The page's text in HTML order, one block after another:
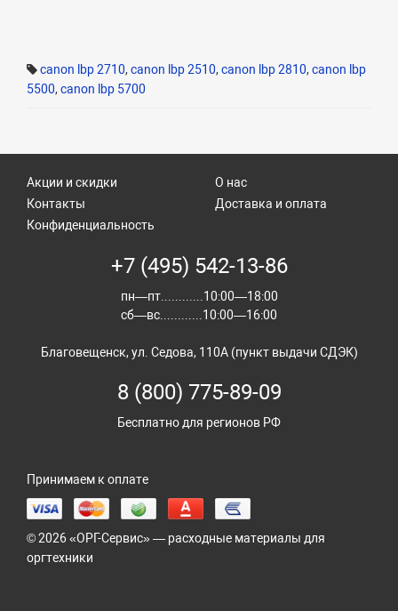
canon lbp 2710, canon lbp 2510, canon lbp 2810, canon lbp
5500, canon lbp 5700
Акции и скидки
Контакты
О нас
Доставка и оплата
Конфиденциальность
+7 (495) 542-13-86
пн—пт............10:00—18:00
сб—вс............10:00—16:00
Благовещенск, ул. Седова, 110А (пункт выдачи СДЭК)
8 (800) 775-89-09
Бесплатно для регионов РФ
Принимаем к оплате
© 2026 «ОРГ-Сервис» — расходные материалы для
оргтехники